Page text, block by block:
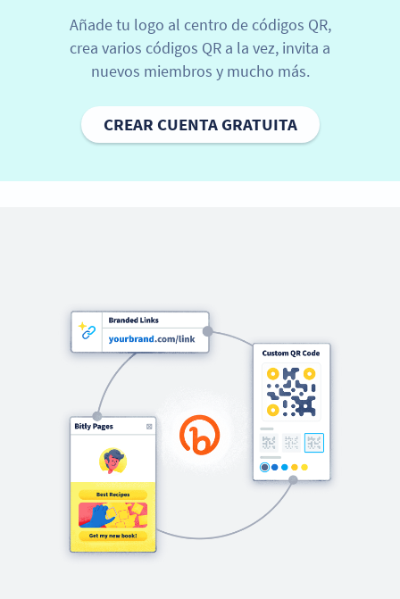
Añade tu logo al centro de códigos QR,
crea varios códigos QR a la vez, invita a
nuevos miembros y mucho más.
CREAR CUENTA GRATUITA